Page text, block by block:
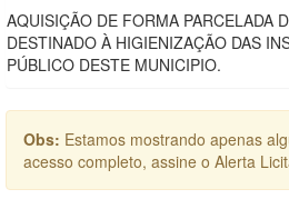
AQUISIÇÃO DE FORMA PARCELADA
DESTINADO À HIGIENIZAÇÃO DAS
PÚBLICO DESTE MUNICIPIO.
Obs: Estamos mostrando apenas
acesso completo, assine o Alerta